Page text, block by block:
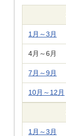
1月～3月
4月～6月
7月～9月
10月～12月
1月～3月